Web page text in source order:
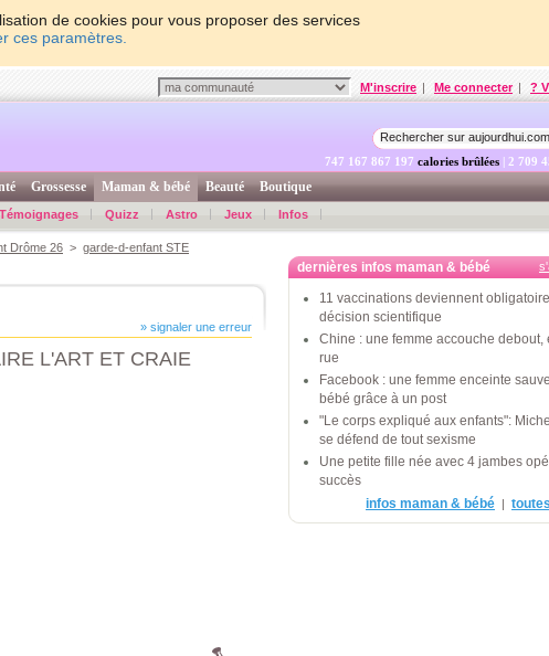
de cookies pour vous proposer des services
ces paramètres.
M'inscrire | Me connecter | ?
747 167 867 847 calories brûlées | 2 709
Grossesse Maman & bébé Beauté Boutique
Témoignages Quizz Astro Jeux Infos
Drôme 26 > garde-d-enfant STE
» signaler une erreur
L'ART ET CRAIE
dernières infos maman & bébé
11 vaccinations deviennent
décision scientifique
Chine : une femme accouche debout,
rue
Facebook : une femme enceinte
bébé grâce à un post
"Le corps expliqué aux enfants":
se défend de tout sexisme
Une petite fille née avec 4 jambes
succès
infos maman & bébé |